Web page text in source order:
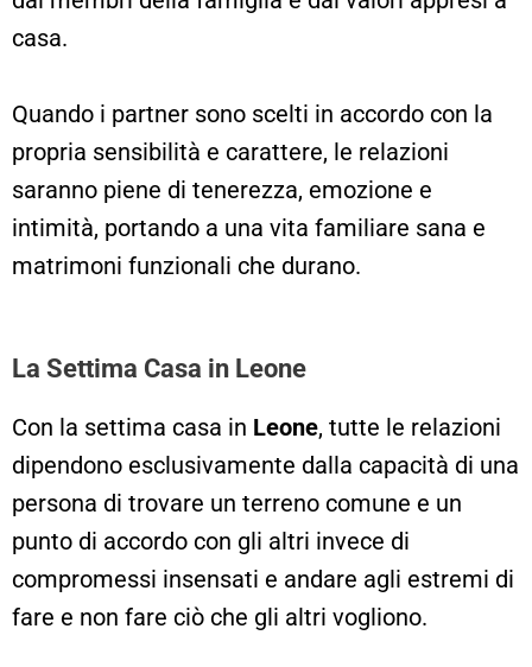
casa.
Quando i partner sono scelti in accordo con la
propria sensibilità e carattere, le relazioni
saranno piene di tenerezza, emozione e
intimità, portando a una vita familiare sana e
matrimoni funzionali che durano.
La Settima Casa in Leone
Con la settima casa in Leone, tutte le relazioni
dipendono esclusivamente dalla capacità di una
persona di trovare un terreno comune e un
punto di accordo con gli altri invece di
compromessi insensati e andare agli estremi di
fare e non fare ciò che gli altri vogliono.